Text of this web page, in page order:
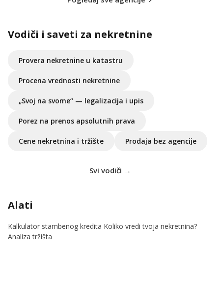
Vodiči i saveti za nekretnine
Provera nekretnine u katastru
Procena vrednosti nekretnine
„Svoj na svome“ — legalizacija i upis
Porez na prenos apsolutnih prava
Cene nekretnina i tržište Prodaja bez agencije
Svi vodiči →
Alati
Kalkulator stambenog kredita Koliko vredi tvoja nekretnina?
Analiza tržišta